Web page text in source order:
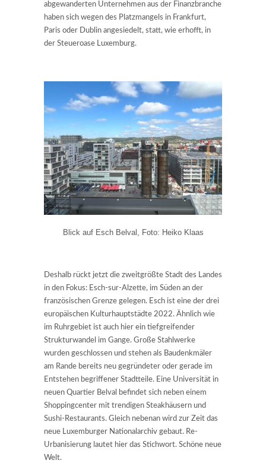
abgewanderten Unternehmen aus der Finanzbranche
haben sich wegen des Platzmangels in Frankfurt,
Paris oder Dublin angesiedelt, statt, wie erhofft, in
der Steueroase Luxemburg.
Blick auf Esch Belval, Foto: Heiko Klaas
Deshalb rückt jetzt die zweitgrößte Stadt des Landes
in den Fokus: Esch-sur-Alzette, im Süden an der
französischen Grenze gelegen. Esch ist eine der drei
europäischen Kulturhauptstädte 2022. Ähnlich wie
im Ruhrgebiet ist auch hier ein tiefgreifender
Strukturwandel im Gange. Große Stahlwerke
wurden geschlossen und stehen als Baudenkmäler
am Rande bereits neu gegründeter oder gerade im
Entstehen begriffener Stadtteile. Eine Universität in
neuen Quartier Belval befindet sich neben einem
Shoppingcenter mit trendigen Steakhäusern und
Sushi-Restaurants. Gleich nebenan wird zur Zeit das
neue Luxemburger Nationalarchiv gebaut. Re-
Urbanisierung lautet hier das Stichwort. Schöne neue
Welt.